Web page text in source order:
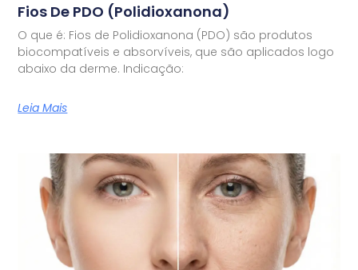
Fios De PDO (Polidioxanona)
O que é: Fios de Polidioxanona (PDO) são produtos
biocompatíveis e absorvíveis, que são aplicados logo
abaixo da derme. Indicação:
Leia Mais